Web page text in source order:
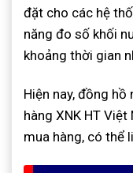
đặt cho các hệ
năng đo số khối
khoảng thời gian
Hiện nay, đồng
hàng XNK HT
mua hàng, có thể